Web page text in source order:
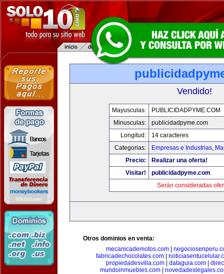
Vendido!
Mayusculas:
PUBLICIDADPYME.COM
Minusculas:
publicidadpyme.com
Longitud:
14 caracteres
Categorias:
Empresas e Industrias,
Precio:
Realizar una oferta!
Visitar!
publicidadpyme.com
Serán consideradas
Otros dominios en venta:
mecanicademotos.com|
fabricadechocolates.com|
propiedadesvilla.com| dataguia.com|
mundoinmuebles.com